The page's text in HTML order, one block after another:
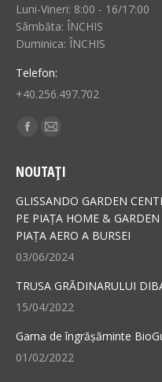
Luni-Vineri: 8:00 - 16/17:00
Sâmbăta: ÎNCHIS
Duminica: ÎNCHIS
Telefon:
+40.256.497.702
Find us on:
Facebook
opens
in
new
window
Mail
opens
in
new
window
NOUTAȚI
GLISSANDO GARDEN
PE PIAȚA HOME &
PIAȚA AERO A BURSEI
03/06/2024
TRUSA GRĂDINARULUI
15/04/2022
Gama de îngrășăminte
01/02/2022